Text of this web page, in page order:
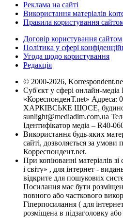
Реклама на сайті
Використання матеріалів
Правила користування
Договір користування сайтом
Політика у сфері
Угода щодо користування
Редакція
© 2000-2026,
Суб'єкт у сфері онлайн-
«КореспонденТ.net» Адреса:
ХАРКІВСЬКЕ ШОСЕ,
sunlight@mediadim.com.ua
Ідентифікатор медіа – R40-
Використання будь-яких
сайті, дозволяється за умови
Корреспондент.net.
При копіюванні матеріалів
і світу» , для інтернет -
відкрите для пошукових
Посилання має бути
повного або часткового
Гіперпосилання ( для
розміщена в підзаголовку